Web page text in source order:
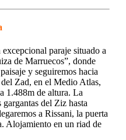
paraje situado a
de Marruecos”, donde
y seguiremos hacia
Zad, en el Medio Atlas,
1.488m de altura. La
gargantas del Ziz hasta
a Rissani, la puerta
Alojamiento en un riad de